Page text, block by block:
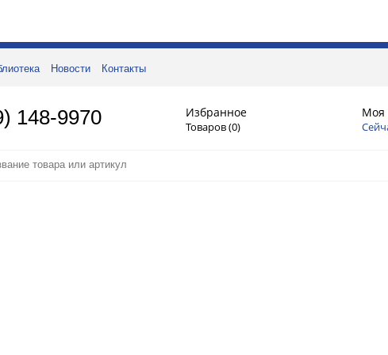
Новости Контакты
148-9970 Избранное
Товаров (0)
Моя